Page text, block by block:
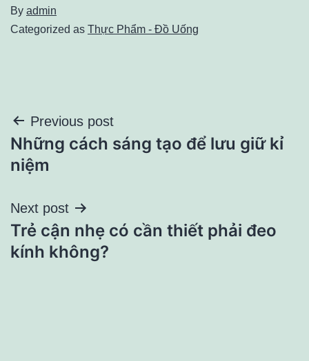
By admin
Categorized as Thực Phẩm - Đồ Uống
Điều
hướng
viết
Previous post
Những cách sáng tạo để lưu giữ kỉ
niệm
Next post
Trẻ cận nhẹ có cần thiết phải đeo
kính không?